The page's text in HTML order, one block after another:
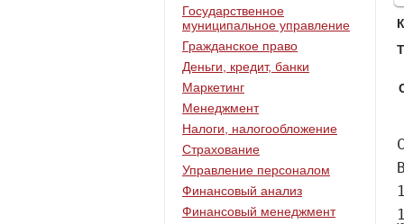
СОДЕРЖАНИЕ

ВВЕДЕНИЕ………………………………………………………………………………..2

1. ВОЗНИКНОВЕНИЕ И ФОРМИРОВАНИЕ ЮРИСПРУДЕНЦИИ…………………5

1.1. Юридическая картина мира: правовая категория и предмет юриспруденции…...5

1.2. Формирование юриспруденции…………………………………………………….11

2. РАЗВИТИЕ ЮРИСПРУДЕНЦИИ……………………………………………………15

2.1. Развитие континентальной юриспруденции……………………….………………15

2.2. Современная юриспруденция и ее
Государственное
муниципальное управление
Гражданское право
Деньги, кредит, банки
Маркетинг
Менеджмент
Налоги, налогообложение
Страхование
Управление персоналом
Финансовый анализ
Финансовый менеджмент